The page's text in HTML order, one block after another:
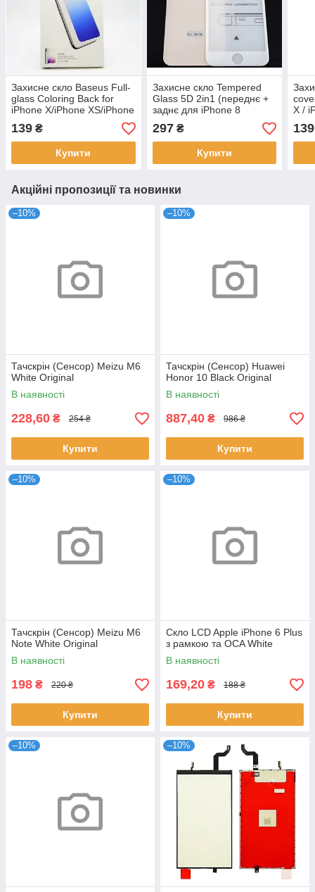
Захисне скло Baseus Full-
glass Coloring Back for
iPhone X/iPhone XS/iPhone
139 ₴
Купити
Захисне скло Tempered
Glass 5D 2in1 (переднє +
заднє для iPhone 8
297₴
Купити
X /
139
Акційні пропозиції та новинки
–10%
Тачскрін (Сенсор) Meizu M6
White Original
В наявності
228,60 ₴ 254 ₴
Купити
–10%
Тачскрін (Сенсор) Huawei
Honor 10 Black Original
В наявності
887,40 ₴ 986 ₴
Купити
–10%
Тачскрін (Сенсор) Meizu M6
Note White Original
В наявності
198 ₴ 220 ₴
Купити
–10%
Скло LCD Apple iPhone 6 Plus
з рамкою та OCA White
В наявності
169,20 ₴ 188 ₴
Купити
–10% –10%